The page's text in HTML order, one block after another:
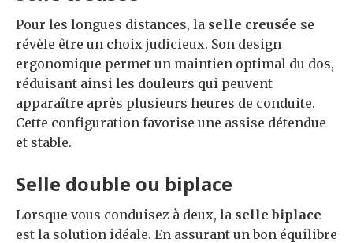
Pour les longues distances, la selle creusée se
révèle être un choix judicieux. Son design
ergonomique permet un maintien optimal du dos,
réduisant ainsi les douleurs qui peuvent
apparaître après plusieurs heures de conduite.
Cette configuration favorise une assise détendue
et stable.
Selle double ou biplace
Lorsque vous conduisez à deux, la selle biplace
est la solution idéale. En assurant un bon équilibre